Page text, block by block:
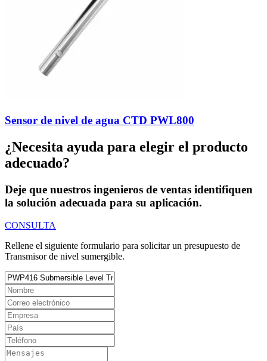
Sensor de nivel de agua CTD PWL800
¿Necesita ayuda para elegir el producto
adecuado?
Deje que nuestros ingenieros de ventas identifiquen
la solución adecuada para su aplicación.
CONSULTA
Rellene el siguiente formulario para solicitar un presupuesto de
Transmisor de nivel sumergible.